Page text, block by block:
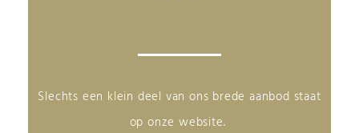
Slechts een klein deel van ons brede aanbod staat
op onze website.